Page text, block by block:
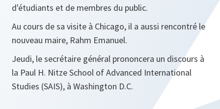
d'étudiants et de membres du public.
Au cours de sa visite à Chicago, il a aussi rencontré le
nouveau maire, Rahm Emanuel.
Jeudi, le secrétaire général prononcera un discours à
la Paul H. Nitze School of Advanced International
Studies (SAIS), à Washington D.C.